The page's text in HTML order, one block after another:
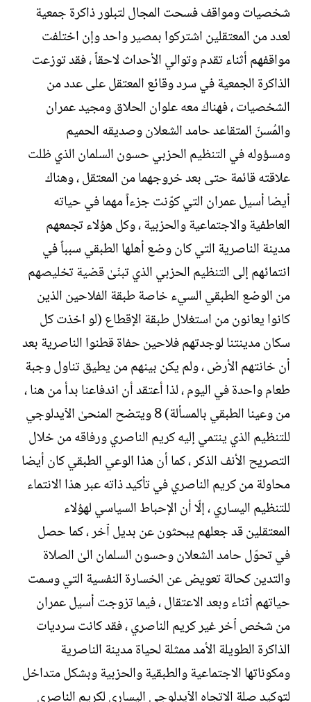
شخصيات ومواقف فسحت المجال لتبلور ذاكرة جمعية
لعدد من المعتقلين اشتركوا بمصير واحد وإن اختلفت
مواقفهم أثناء تقدم وتوالي الأحداث لاحقاً ، فقد توزعت
الذاكرة الجمعية في سرد وقائع المعتقل على عدد من
الشخصيات ، فهناك معه علوان الحلاق ومجيد عمران
والمُسنّ المتقاعد حامد الشعلان وصديقه الحميم
ومسؤوله في التنظيم الحزبي حسون السلمان الذي ظلت
علاقته قائمة حتى بعد خروجهما من المعتقل ، وهناك
أيضا أسيل عمران التي كوّنت جزءاً مهما في حياته
العاطفية والاجتماعية والحزبية ، وكل هؤلاء تجمعهم
مدينة الناصرية التي كان وضع أهلها الطبقي سبباً في
انتمائهم إلى التنظيم الحزبي الذي تبنّىٰ قضية تخليصهم
من الوضع الطبقي السيء خاصة طبقة الفلاحين الذين
كانوا يعانون من استغلال طبقة الإقطاع (لو اخذت كل
سكان مدينتنا لوجدتهم فلاحين حفاة قطنوا الناصرية بعد
أن خانتهم الأرض ، ولم يكن بينهم من يطيق تناول وجبة
طعام واحدة في اليوم ، لذا أعتقد أن اندفاعنا بدأ من هنا ،
من وعينا الطبقي بالمسألة) 8 ويتضح المنحىٰ الٱيدلوجي
للتنظيم الذي ينتمي إليه كريم الناصري ورفاقه من خلال
التصريح الأنف الذكر ، كما أن هذا الوعي الطبقي كان أيضا
محاولة من كريم الناصري في تأكيد ذاته عبر هذا الانتماء
للتنظيم اليساري ، إلّا أن الإحباط السياسي لهؤلاء
المعتقلين قد جعلهم يبحثون عن بديل ٱخر ، كما حصل
في تحوّل حامد الشعلان وحسون السلمان الىٰ الصلاة
والتدين كحالة تعويض عن الخسارة النفسية التي وسمت
حياتهم أثناء وبعد الاعتقال ، فيما تزوجت أسيل عمران
من شخص ٱخر غير كريم الناصري ، فقد كانت سرديات
الذاكرة الطويلة الأمد ممثلة لحياة مدينة الناصرية
ومكوناتها الاجتماعية والطبقية والحزبية وبشكل متداخل